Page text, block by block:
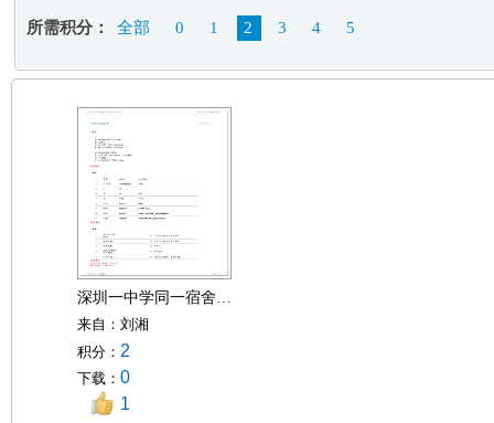
所需积分： 全部 0 1 2 3 4 5
深圳一中学同一宿舍6名男生 高考平均分达670分
来自： 刘湘
积分： 2
下载： 0
1